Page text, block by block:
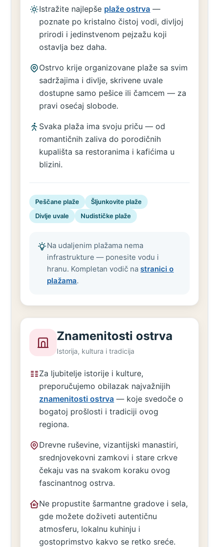
Istražite najlepše plaže ostrva —
poznate po kristalno čistoj vodi, divljoj
prirodi i jedinstvenom pejzažu koji
ostavlja bez daha.
Ostrvo krije organizovane plaže sa svim
sadržajima i divlje, skrivene uvale
dostupne samo pešice ili čamcem — za
pravi osećaj slobode.
Svaka plaža ima svoju priču — od
romantičnih zaliva do porodičnih
kupališta sa restoranima i kafićima u
blizini.
Peščane plaže
Šljunkovite plaže
Divlje uvale
Nudističke plaže
Na udaljenim plažama nema
infrastrukture — ponesite vodu i
hranu. Kompletan vodič nastranici o
plažama.
Znamenitosti ostrva
Istorija, kultura i tradicija
Za ljubitelje istorije i kulture,
preporučujemo obilazak najvažnijih
znamenitosti ostrva — koje svedoče o
bogatoj prošlosti i tradiciji ovog
regiona.
Drevne ruševine, vizantijski manastiri,
srednjovekovni zamkovi i stare crkve
čekaju vas na svakom koraku ovog
fascinantnog ostrva.
Ne propustite šarmantne gradove i sela,
gde možete doživeti autentičnu
atmosferu, lokalnu kuhinju i
gostoprimstvo kakvo se retko sreće.